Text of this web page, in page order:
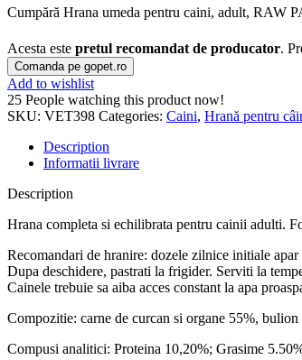
Cumpără Hrana umeda pentru caini, adult, RAW
Acesta este pretul recomandat de producator.
Comanda pe gopet.ro
Add to wishlist
25 People watching this product now!
SKU: VET398 Categories: Caini, Hrană pentru
Description
Informatii livrare
Description
Hrana completa si echilibrata pentru cainii adulti.
Recomandari de hranire: dozele zilnice initiale
Dupa deschidere, pastrati la frigider. Serviti la
Cainele trebuie sa aiba acces constant la apa
Compozitie: carne de curcan si organe 55%,
Compusi analitici: Proteina 10,20%; Grasime